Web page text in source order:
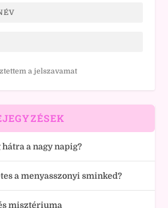
a jelszavamat
a nagy napig?
a menyasszonyi sminked?
misztériuma